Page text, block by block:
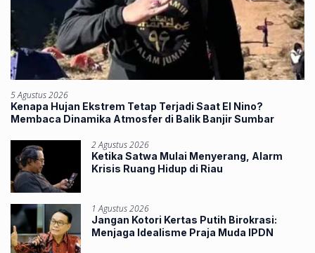
5 Agustus 2026
Kenapa Hujan Ekstrem Tetap Terjadi Saat El Nino?
Membaca Dinamika Atmosfer di Balik Banjir Sumbar
2 Agustus 2026
Ketika Satwa Mulai Menyerang, Alarm
Krisis Ruang Hidup di Riau
1 Agustus 2026
Jangan Kotori Kertas Putih Birokrasi:
Menjaga Idealisme Praja Muda IPDN